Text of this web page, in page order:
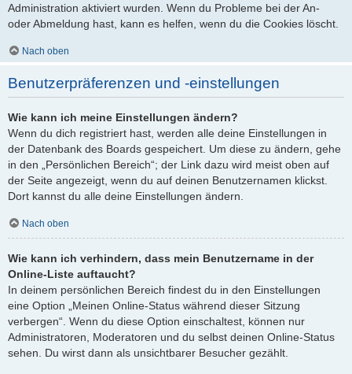
Administration aktiviert wurden. Wenn du Probleme bei der An-
oder Abmeldung hast, kann es helfen, wenn du die Cookies löscht.
Nach oben
Benutzerpräferenzen und -einstellungen
Wie kann ich meine Einstellungen ändern?
Wenn du dich registriert hast, werden alle deine Einstellungen in
der Datenbank des Boards gespeichert. Um diese zu ändern, gehe
in den „Persönlichen Bereich“; der Link dazu wird meist oben auf
der Seite angezeigt, wenn du auf deinen Benutzernamen klickst.
Dort kannst du alle deine Einstellungen ändern.
Nach oben
Wie kann ich verhindern, dass mein Benutzername in der
Online-Liste auftaucht?
In deinem persönlichen Bereich findest du in den Einstellungen
eine Option „Meinen Online-Status während dieser Sitzung
verbergen“. Wenn du diese Option einschaltest, können nur
Administratoren, Moderatoren und du selbst deinen Online-Status
sehen. Du wirst dann als unsichtbarer Besucher gezählt.